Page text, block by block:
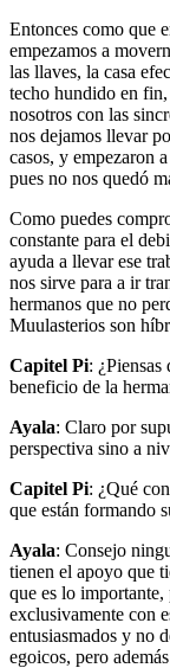
Entonces como que
empezamos a
las llaves, la casa
techo hundido en
nosotros con las
nos dejamos llevar
casos, y empezaron
pues no nos quedó
Como puedes
constante para el
ayuda a llevar ese
nos sirve para a ir
hermanos que no
Muulasterios son
Capitel Pi:
beneficio de la
Ayala: Claro por
perspectiva sino a
Capitel Pi: ¿Qué
que están formando
Ayala: Consejo
tienen el apoyo que
que es lo
exclusivamente con
entusiasmados y no
egoicos, pero